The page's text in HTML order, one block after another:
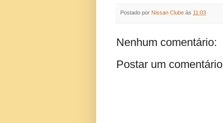
Postado por Nissan Clube às 11:03
Nenhum comentário:
Postar um comentário